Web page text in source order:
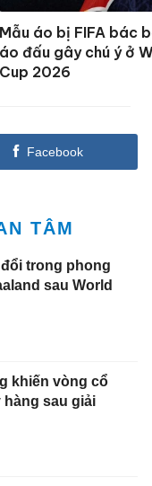
Mẫu áo bị FIFA bác
áo đấu gây chú ý ở
Cup 2026
Facebook
TÂM
trong phong
sau World
khiến vòng cổ
hàng sau giải